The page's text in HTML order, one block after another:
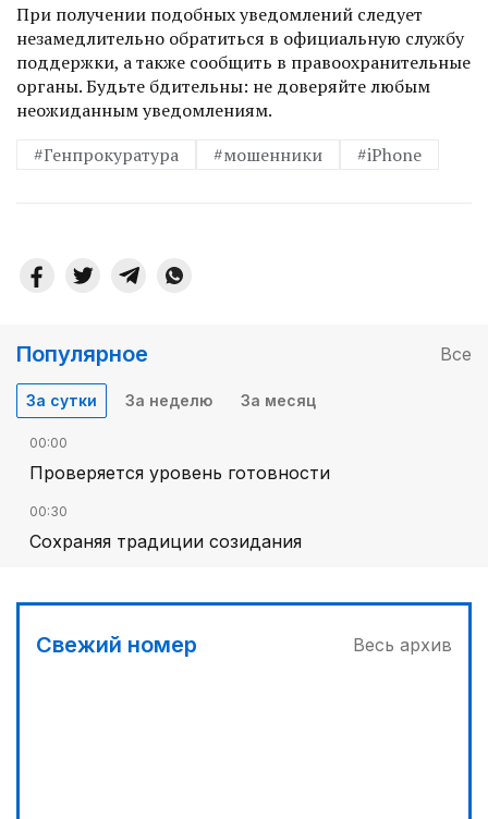
При получении подобных уведомлений следует
незамедлительно обратиться в официальную службу
поддержки, а также сообщить в правоохранительные
органы. Будьте бдительны: не доверяйте любым
неожиданным уведомлениям.
#Генпрокуратура
#мошенники #iPhone
Популярное Все
За сутки За неделю За месяц
00:00
Проверяется уровень готовности
00:30
Сохраняя традиции созидания
Свежий номер Весь архив